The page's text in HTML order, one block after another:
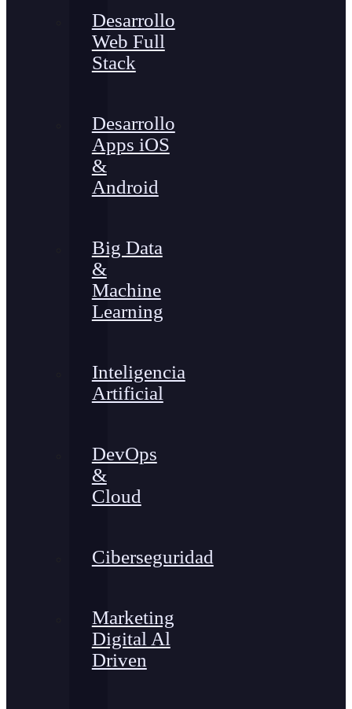
Desarrollo
Web Full
Stack
Desarrollo
Apps iOS
&
Android
Big Data
&
Machine
Learning
Inteligencia
Artificial
DevOps
&
Cloud
Ciberseguridad
Marketing
Digital Al
Driven